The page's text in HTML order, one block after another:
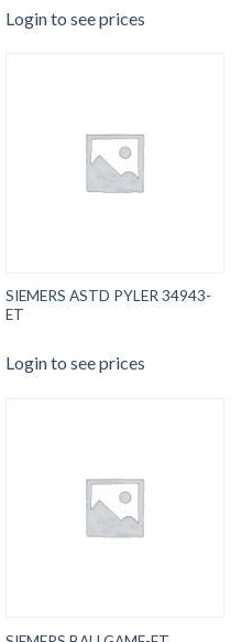
Login to see prices
SIEMERS ASTD PYLER 34943-
ET
Login to see prices